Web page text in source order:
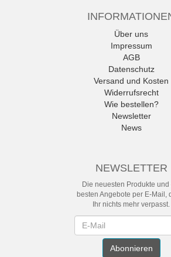
Über uns
Impressum
AGB
Datenschutz
Versand und Kosten
Widerrufsrecht
Wie bestellen?
Newsletter
News
NEWSLETTER
Die neuesten Produkte und
besten Angebote per E-Mail,
Ihr nichts mehr verpasst.
Abonnieren